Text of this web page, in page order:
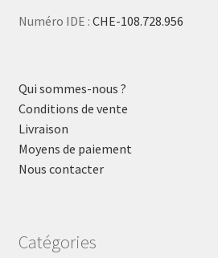
Numéro IDE : CHE-108.728.956
Qui sommes-nous ?
Conditions de vente
Livraison
Moyens de paiement
Nous contacter
Catégories